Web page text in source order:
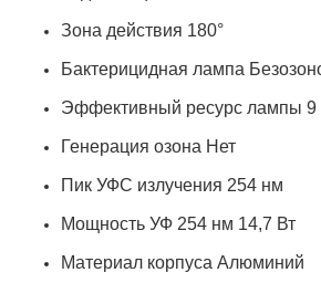
Зона действия 180°
Бактерицидная лампа
Эффективный ресурс лампы 9
Генерация озона Нет
Пик УФС излучения 254 нм
Мощность УФ 254 нм 14,7 Вт
Материал корпуса Алюминий